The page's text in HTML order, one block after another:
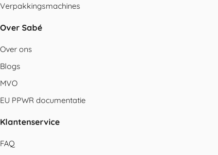
Verpakkingsmachines
Over Sabé
Over ons
Blogs
MVO
EU PPWR documentatie
Klantenservice
FAQ